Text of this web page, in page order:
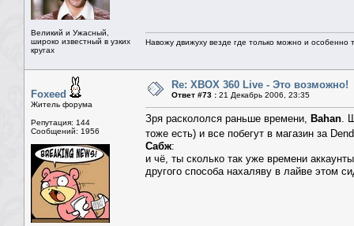
Великий и Ужасный,
широко известный в узких
кругах
Навожу движуху везде где только можно и особенно
Foxeed
Житель форума
Репутация: 144
Сообщений: 1956
Re: XBOX 360 Live - Это возможно!
Ответ #73 : 21 Декабрь 2006, 23:35
Зря раскололся раньше времени, Bahan.
тоже есть) и все побегут в магазин за
Сабж:
и чё, ты сколько так уже времени
другого способа нахаляву в лайве этом